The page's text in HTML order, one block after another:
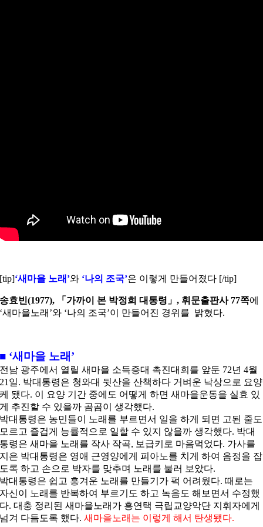
[tip]‘새마을 노래’와 ‘나의 조국’은 이렇게 만들어졌다 [/tip]
송효빈(1977), 「가까이 본 박정희 대통령」, 휘문출판사 77쪽에
‘새마을노래’와 ‘나의 조국’이 만들어진 경위를 밝혔다.
■ ‘새마을 노래’
전남 광주에서 열릴 새마을 소득증대 촉진대회를 앞둔 72년 4월
21일. 박대통령은 청와대 뒷산을 산책하다 거벼운 낙상으로 요양
케 됐다. 이 요양 기간 중에도 어떻게 하면 새마을운동을 실효 있
게 추진할 수 있을까 곰곰이 생각했다.
박대통령은 농민들이 노래를 부르면서 일을 하게 되면 고된 줄도
모르고 즐겁게 능률적으로 일할 수 있지 않을까 생각했다. 박대
통령은 새마을 노래를 작사 작곡, 보급키로 마음먹었다. 가사를
지은 박대통령은 영애 근영양에게 피아노를 치게 하여 음정을 잡
도록 하고 손으로 박자를 맞추며 노래를 불러 보았다.
박대통령은 쉽고 흥겨운 노래를 만들기가 퍽 어려웠다. 때로는
자신이 노래를 반복하여 부르기도 하고 녹음도 해보면서 수정했
다. 대충 정리된 새마을노래가 흥연택 극립교양악단 지휘자에게
넘겨 다듬도록 했다.새마을노래는 이렇게 해서 탄생됐다.